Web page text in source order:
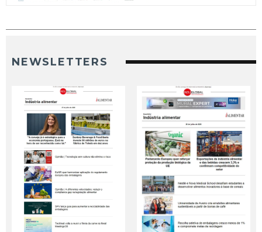
NEWSLETTERS